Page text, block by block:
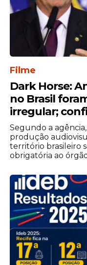
Filme
Dark Horse:
no Brasil
irregular;
Segundo a
produção
território brasileiro
obrigatória ao